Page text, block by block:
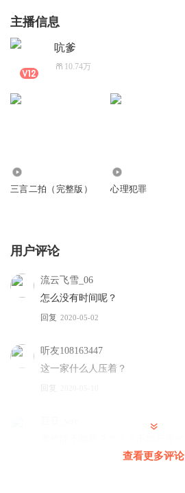
主播信息
吭爹
10.74万
三言二拍（完整版） 心理犯罪
用户评论
流云飞雪_06
怎么没有时间呢？
回复 2020-05-02
听友108163447
这一家什么人压着？
回复
查看更多评论